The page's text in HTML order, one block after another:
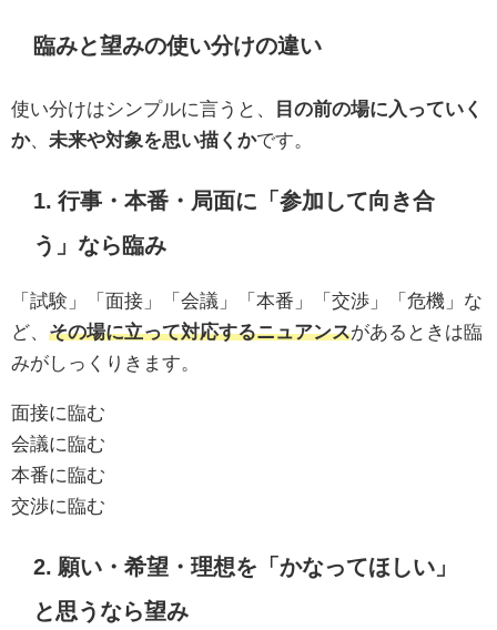
臨みと望みの使い分けの違い
使い分けはシンプルに言うと、
目の前の場に入っていく
か、 未来や対象を思い描くかです。
1. 行事・本番・局面に「参加して向き合
う」なら臨み
「試験」「面接」「会議」「本番」「交渉」「危機」な
ど、 その場に立って対応するニュアンスがあるときは臨
みがしっくりきます。
面接に臨む
会議に臨む
本番に臨む
交渉に臨む
2. 願い・希望・理想を「かなってほしい」
と思うなら望み